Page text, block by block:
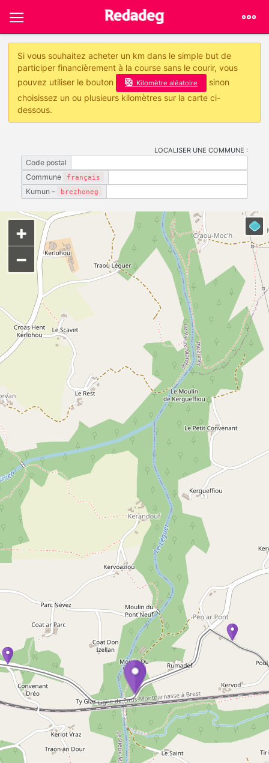
Si vous souhaitez acheter un km dans le simple but de
participer financièrement à la course sans le courir, vous
pouvez utiliser le bouton
Kilomètre aléatoire
sinon
choisissez un ou plusieurs kilomètres sur la carte ci-
dessous.
LOCALISER UNE COMMUNE :
Code postal
Commune
français
Kumun – brezhoneg
+
−